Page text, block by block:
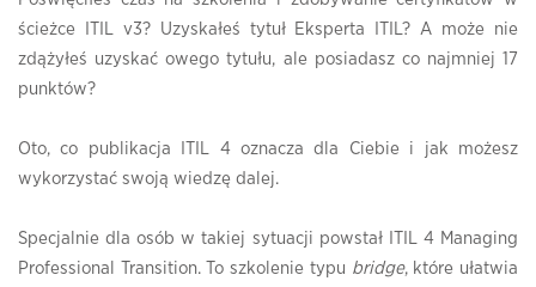
ścieżce ITIL v3? Uzyskałeś tytuł Eksperta ITIL? A może nie
zdążyłeś uzyskać owego tytułu, ale posiadasz co najmniej 17
punktów?
Oto, co publikacja ITIL 4 oznacza dla Ciebie i jak możesz
wykorzystać swoją wiedzę dalej.
Specjalnie dla osób w takiej sytuacji powstał ITIL 4 Managing
Professional Transition. To szkolenie typu bridge, które ułatwia